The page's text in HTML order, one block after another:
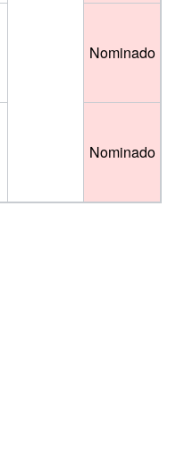
Nominado
Nominado